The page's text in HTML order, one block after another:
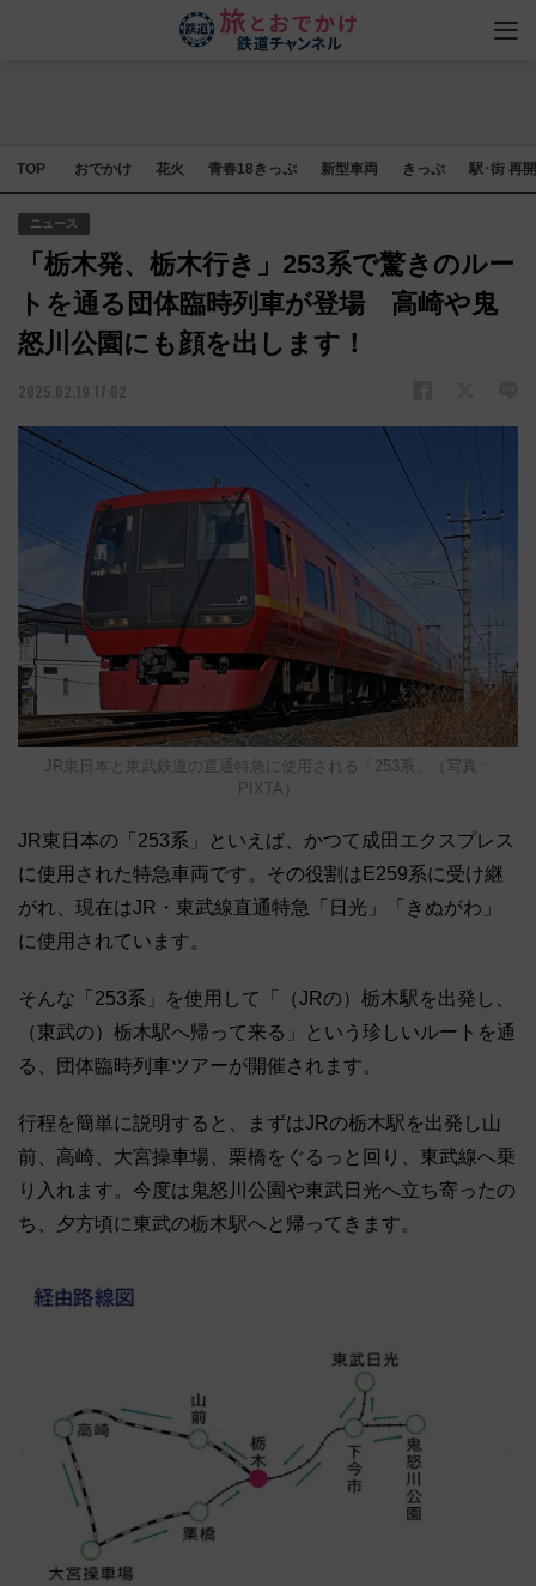
TOP おでかけ 花火 青春18きっぷ 新型車両 きっぷ 駅･街 再
ニュース
「栃木発、栃木行き」253系で驚きのルー
トを通る団体臨時列車が登場 高崎や鬼
怒川公園にも顔を出します！
2025.02.19 17:02
JR東日本と東武鉄道の直通特急に使用される「253系」（写真：
PIXTA）
JR東日本の「253系」といえば、かつて成田エクスプレス
に使用された特急車両です。その役割はE259系に受け継
がれ、現在はJR・東武線直通特急「日光」「きぬがわ」
に使用されています。
そんな「253系」を使用して「（JRの）栃木駅を出発し、
（東武の）栃木駅へ帰って来る」という珍しいルートを通
る、団体臨時列車ツアーが開催されます。
行程を簡単に説明すると、まずはJRの栃木駅を出発し山
前、高崎、大宮操車場、栗橋をぐるっと回り、東武線へ乗
り入れます。今度は鬼怒川公園や東武日光へ立ち寄ったの
ち、夕方頃に東武の栃木駅へと帰ってきます。